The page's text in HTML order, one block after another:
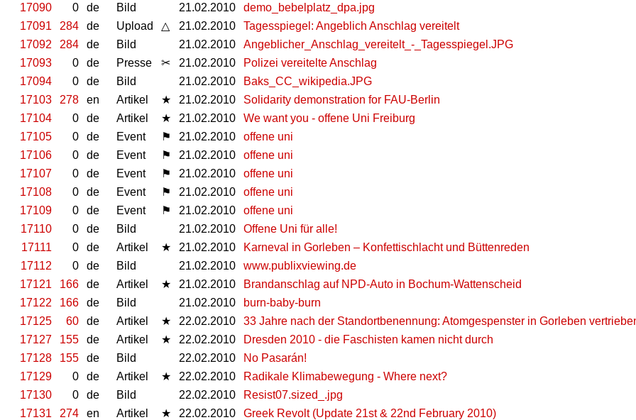
17090
0 de Bild 21.02.2010
demo_bebelplatz_dpa.jpg
17091
284 de Upload △ 21.02.2010
Tagesspiegel: Angeblich Anschlag vereitelt
17092
284 de Bild 21.02.2010
Angeblicher_Anschlag_vereitelt_-_Tagesspiegel.JPG
17093
0 de Presse ✂ 21.02.2010
Polizei vereitelte Anschlag
17094
0 de Bild 21.02.2010
Baks_CC_wikipedia.JPG
17103
278 en Artikel ★ 21.02.2010
Solidarity demonstration for FAU-Berlin
17104
0 de Artikel ★ 21.02.2010
We want you - offene Uni Freiburg
17105
0 de Event ⚑ 21.02.2010
offene uni
17106
0 de Event ⚑ 21.02.2010
offene uni
17107
0 de Event ⚑ 21.02.2010
offene uni
17108
0 de Event ⚑ 21.02.2010
offene uni
17109
0 de Event ⚑ 21.02.2010
offene uni
17110
0 de Bild 21.02.2010
Offene Uni für alle!
17111
0 de Artikel ★ 21.02.2010
Karneval in Gorleben – Konfettischlacht und Büttenreden
17112
0 de Bild 21.02.2010
www.publixviewing.de
17121
166 de Artikel ★ 21.02.2010
Brandanschlag auf NPD-Auto in Bochum-Wattenscheid
17122
166 de Bild 21.02.2010
burn-baby-burn
17125
60 de Artikel ★ 22.02.2010
33 Jahre nach der Standortbenennung: Atomgespenster in Gorleben
17127
155 de Artikel ★ 22.02.2010
Dresden 2010 - die Faschisten kamen nicht durch
17128
155 de Bild 22.02.2010
No Pasarán!
17129
0 de Artikel ★ 22.02.2010
Radikale Klimabewegung - Where next?
17130
0 de Bild 22.02.2010
Resist07.sized_.jpg
17131
274 en Artikel ★ 22.02.2010
Greek Revolt (Update 21st & 22nd February 2010)